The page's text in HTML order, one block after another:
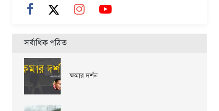
সর্বাধিক পঠিত
ক্ষমার দর্শন